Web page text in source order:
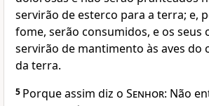
servirão de esterco para a terra; e,
fome, serão consumidos, e os seus
servirão de mantimento às aves do
da terra.
5 Porque assim diz o Senhor: Não